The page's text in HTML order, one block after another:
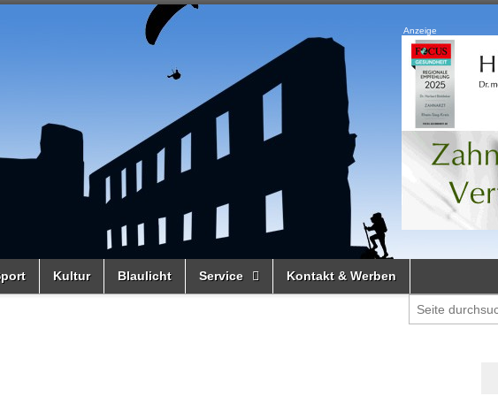
Anzeige
Kultur Blaulicht Service Kontakt & Werben